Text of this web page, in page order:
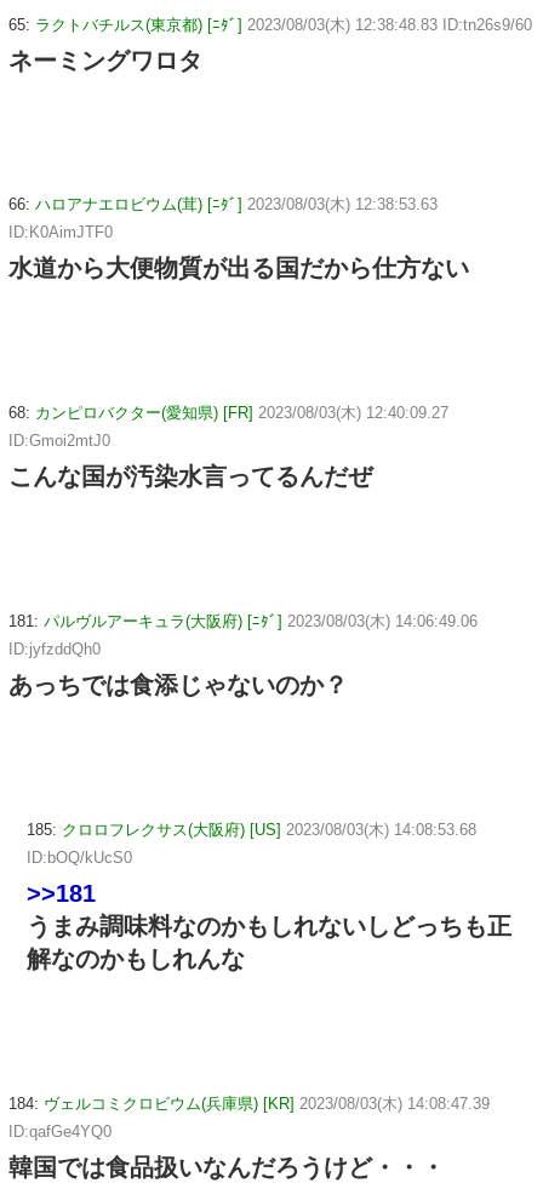
65: ラクトバチルス(東京都) [ﾆﾀﾞ] 2023/08/03(木) 12:38:48.83 ID:tn26s9/60
ネーミングワロタ
66: ハロアナエロビウム(茸) [ﾆﾀﾞ] 2023/08/03(木) 12:38:53.63
ID:K0AimJTF0
水道から大便物質が出る国だから仕方ない
68: カンピロバクター(愛知県) [FR] 2023/08/03(木) 12:40:09.27
ID:Gmoi2mtJ0
こんな国が汚染水言ってるんだぜ
181: パルヴルアーキュラ(大阪府) [ﾆﾀﾞ] 2023/08/03(木) 14:06:49.06
ID:jyfzddQh0
あっちでは食添じゃないのか？
185: クロロフレクサス(大阪府) [US] 2023/08/03(木) 14:08:53.68
ID:bOQ/kUcS0
>>181
うまみ調味料なのかもしれないしどっちも正
解なのかもしれんな
184: ヴェルコミクロビウム(兵庫県) [KR] 2023/08/03(木) 14:08:47.39
ID:qafGe4YQ0
韓国では食品扱いなんだろうけど・・・